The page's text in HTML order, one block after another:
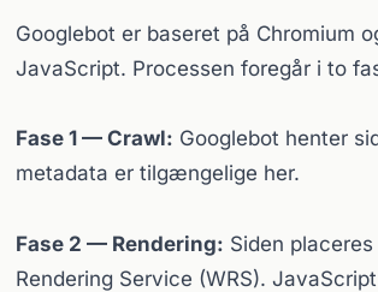
Googlebot er baseret på Chromium
JavaScript. Processen foregår i to
Fase 1 — Crawl: Googlebot henter
metadata er tilgængelige her.
Fase 2 — Rendering: Siden
Rendering Service (WRS).